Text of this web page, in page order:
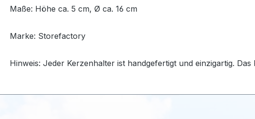
Maße: Höhe ca. 5 cm, Ø ca. 16 cm
Marke: Storefactory
Hinweis: Jeder Kerzenhalter ist handgefertigt und einzigartig.